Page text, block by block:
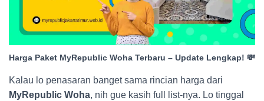
Harga Paket MyRepublic Woha Terbaru – Update Lengkap! 💸
Kalau lo penasaran banget sama rincian harga dari
MyRepublic Woha, nih gue kasih full list-nya. Lo tinggal